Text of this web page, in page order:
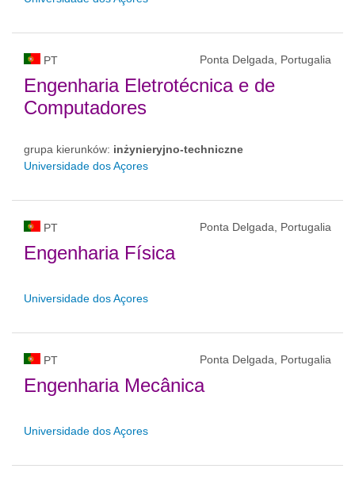
PT Ponta Delgada, Portugalia
Engenharia Eletrotécnica e de
Computadores
grupa kierunków: inżynieryjno-techniczne
Universidade dos Açores
PT Ponta Delgada, Portugalia
Engenharia Física
Universidade dos Açores
PT Ponta Delgada, Portugalia
Engenharia Mecânica
Universidade dos Açores